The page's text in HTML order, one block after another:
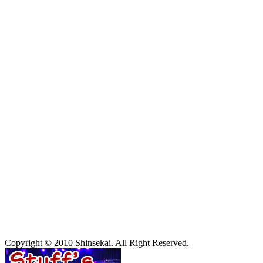
Copyright © 2010 Shinsekai. All Right Reserved.